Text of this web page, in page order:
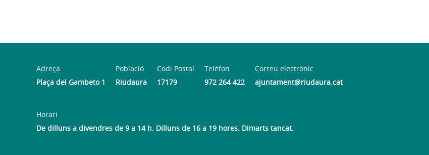
Adreça
Plaça del Gambeto 1
Població
Riudaura
Codi Postal
17179
Telèfon
972 264 422
Correu electrònic
ajuntament@riudaura.cat
Horari
De dilluns a divendres de 9 a 14 h. Dilluns de 16 a 19 hores. Dimarts tancat.